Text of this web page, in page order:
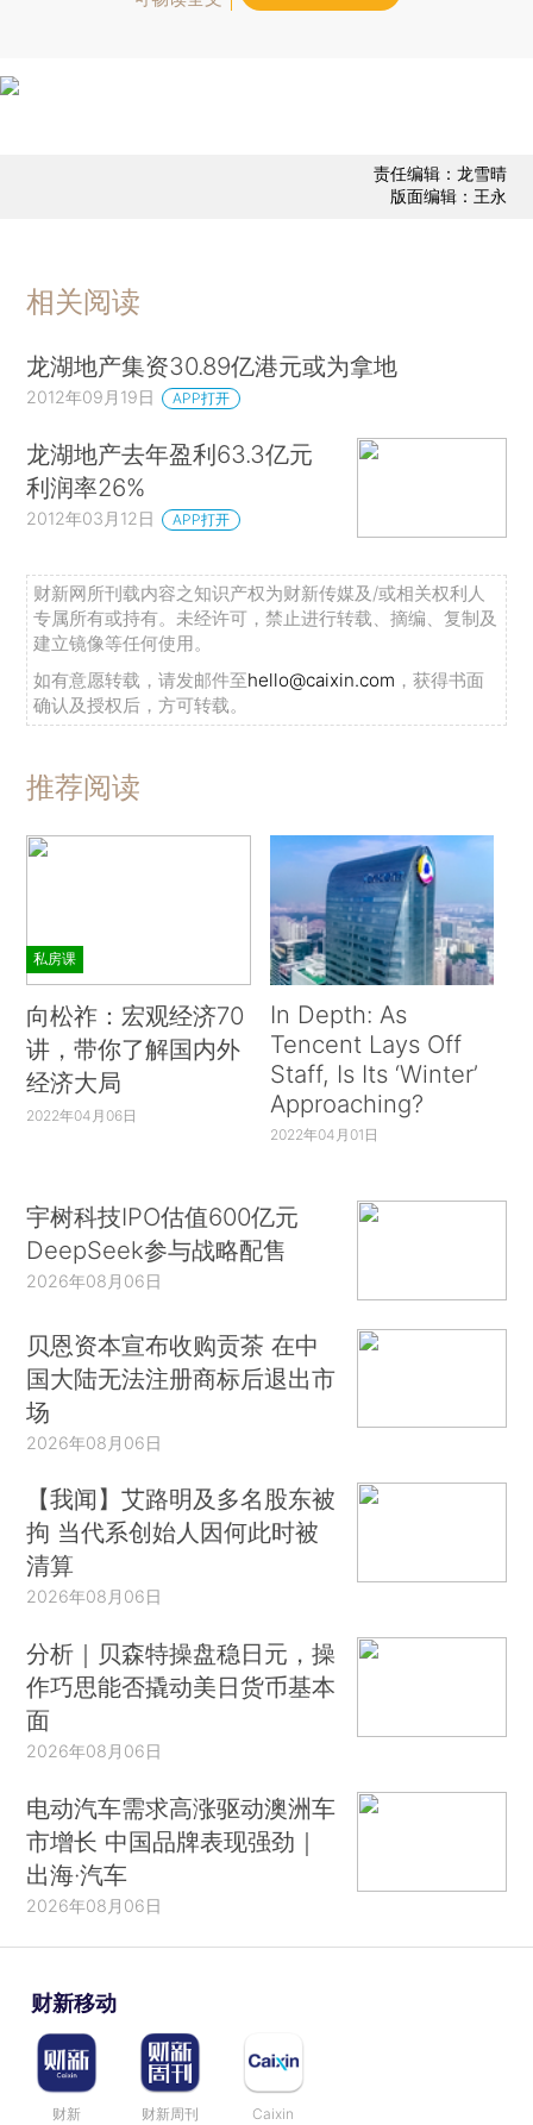
责任编辑：龙雪晴
版面编辑：王永
相关阅读
龙湖地产集资30.89亿港元或为拿地
2012年09月19日 APP打开
龙湖地产去年盈利63.3亿元
利润率26%
2012年03月12日 APP打开
财新网所刊载内容之知识产权为财新传媒及/或相关权利人
专属所有或持有。未经许可，禁止进行转载、摘编、复制及
建立镜像等任何使用。
如有意愿转载，请发邮件至hello@caixin.com ，获得书面
确认及授权后，方可转载。
推荐阅读
私房课
向松祚：宏观经济70
讲，带你了解国内外
经济大局
2022年04月06日
In Depth: As
Tencent Lays Off
Staff, Is Its ‘Winter’
Approaching?
2022年04月01日
宇树科技IPO估值600亿元
DeepSeek参与战略配售
2026年08月06日
贝恩资本宣布收购贡茶 在中
国大陆无法注册商标后退出市
场
2026年08月06日
【我闻】艾路明及多名股东被
拘 当代系创始人因何此时被
清算
2026年08月06日
分析｜贝森特操盘稳日元，操
作巧思能否撬动美日货币基本
面
2026年08月06日
电动汽车需求高涨驱动澳洲车
市增长 中国品牌表现强劲｜
出海·汽车
2026年08月06日
财新移动
财新 财新周刊 Caixin